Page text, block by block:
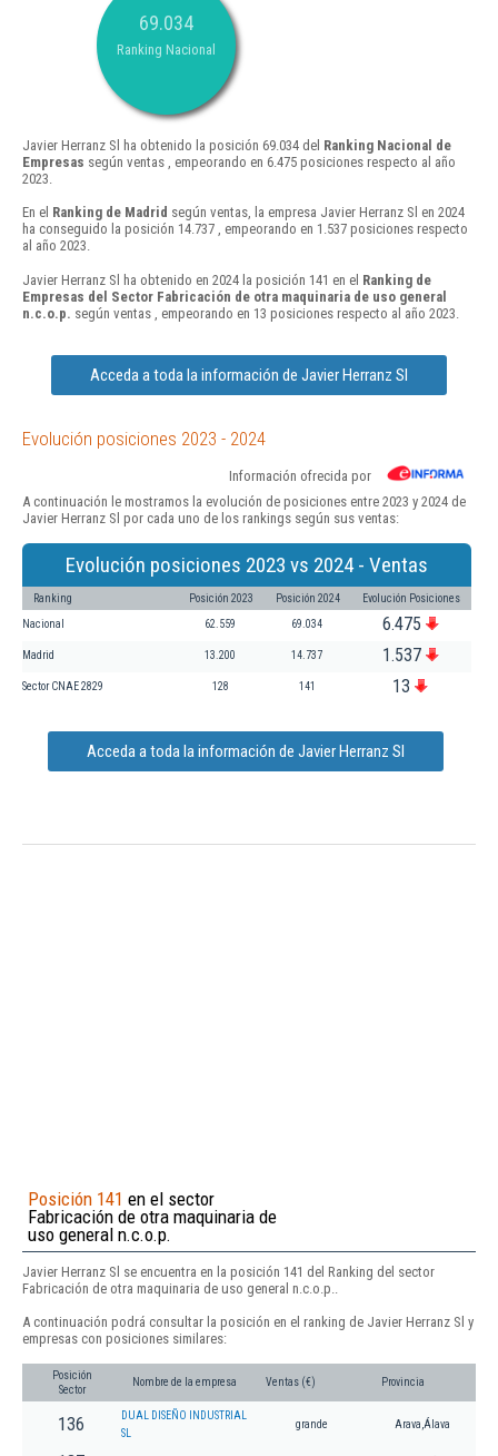
69.034
Ranking Nacional
Javier Herranz Sl ha obtenido la posición 69.034 del Ranking Nacional de
Empresas según ventas , empeorando en 6.475 posiciones respecto al año
2023.
En el Ranking de Madrid según ventas, la empresa Javier Herranz Sl en 2024
ha conseguido la posición 14.737 , empeorando en 1.537 posiciones respecto
al año 2023.
Javier Herranz Sl ha obtenido en 2024 la posición 141 en el Ranking de
Empresas del Sector Fabricación de otra maquinaria de uso general
n.c.o.p. según ventas , empeorando en 13 posiciones respecto al año 2023.
Acceda a toda la información de Javier Herranz Sl
Evolución posiciones 2023 - 2024
Información ofrecida por
A continuación le mostramos la evolución de posiciones entre 2023 y 2024 de
Javier Herranz Sl por cada uno de los rankings según sus ventas:
Evolución posiciones 2023 vs 2024 - Ventas
Ranking Posición 2023 Posición 2024 Evolución Posiciones
Nacional 62.559 69.034 6.475
Madrid 13.200 14.737 1.537
Sector CNAE 2829 128 141 13
Acceda a toda la información de Javier Herranz Sl
Posición 141 en el sector
Fabricación de otra maquinaria de
uso general n.c.o.p.
Javier Herranz Sl se encuentra en la posición 141 del Ranking del sector
Fabricación de otra maquinaria de uso general n.c.o.p..
A continuación podrá consultar la posición en el ranking de Javier Herranz Sl y
empresas con posiciones similares:
Posición
Sector
Nombre de la empresa Ventas (€) Provincia
136
DUAL DISEÑO INDUSTRIAL
SL
grande Arava,Álava